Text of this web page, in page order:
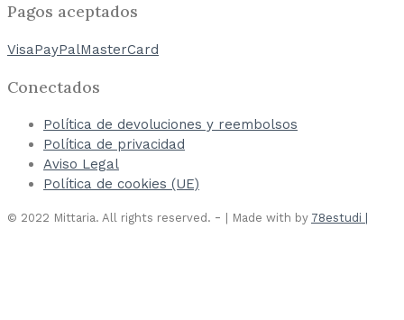
Pagos aceptados
VisaPayPalMasterCard
Conectados
Política de devoluciones y reembolsos
Política de privacidad
Aviso Legal
Política de cookies (UE)
© 2022 Mittaria. All rights reserved. - | Made with by 78estudi |